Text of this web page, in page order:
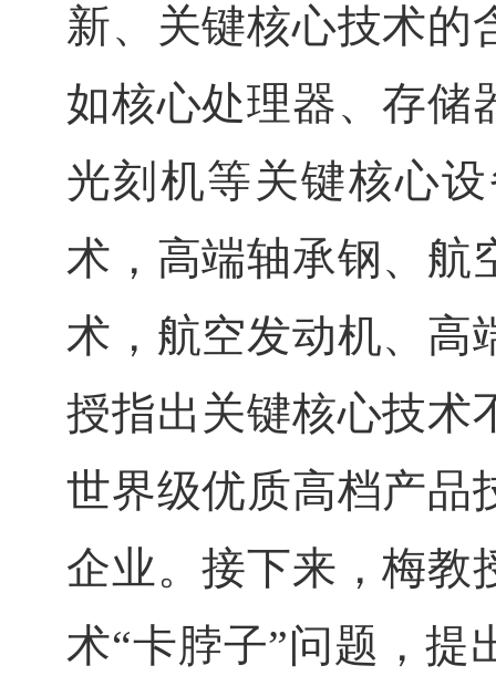
新、关键核心技术的
如核心处理器、存储
光刻机等关键核心
术，高端轴承钢、航
术，航空发动机、高
授指出关键核心技术
世界级优质高档产品
企业。接下来，梅教
术“卡脖子”问题，提